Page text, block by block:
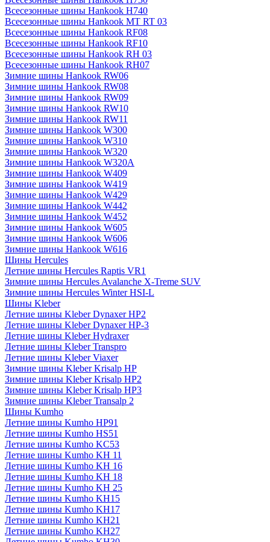
Всесезонные шины Hankook H740
Всесезонные шины Hankook MT RT 03
Всесезонные шины Hankook RF08
Всесезонные шины Hankook RF10
Всесезонные шины Hankook RH 03
Всесезонные шины Hankook RH07
Зимние шины Hankook RW06
Зимние шины Hankook RW08
Зимние шины Hankook RW09
Зимние шины Hankook RW10
Зимние шины Hankook RW11
Зимние шины Hankook W300
Зимние шины Hankook W310
Зимние шины Hankook W320
Зимние шины Hankook W320A
Зимние шины Hankook W409
Зимние шины Hankook W419
Зимние шины Hankook W429
Зимние шины Hankook W442
Зимние шины Hankook W452
Зимние шины Hankook W605
Зимние шины Hankook W606
Зимние шины Hankook W616
Шины Hercules
Летние шины Hercules Raptis VR1
Зимние шины Hercules Avalanche X-Treme SUV
Зимние шины Hercules Winter HSI-L
Шины Kleber
Летние шины Kleber Dynaxer HP2
Летние шины Kleber Dynaxer HP-3
Летние шины Kleber Hydraxer
Летние шины Kleber Transpro
Летние шины Kleber Viaxer
Зимние шины Kleber Krisalp HP
Зимние шины Kleber Krisalp HP2
Зимние шины Kleber Krisalp HP3
Зимние шины Kleber Transalp 2
Шины Kumho
Летние шины Kumho HP91
Летние шины Kumho HS51
Летние шины Kumho KC53
Летние шины Kumho KH 11
Летние шины Kumho KH 16
Летние шины Kumho KH 18
Летние шины Kumho KH 25
Летние шины Kumho KH15
Летние шины Kumho KH17
Летние шины Kumho KH21
Летние шины Kumho KH27